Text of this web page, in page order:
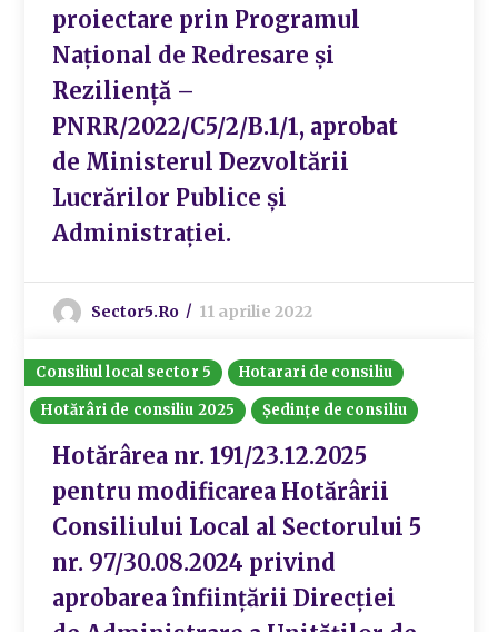
proiectare prin Programul
Național de Redresare și
Reziliență –
PNRR/2022/C5/2/B.1/1, aprobat
de Ministerul Dezvoltării
Lucrărilor Publice și
Administrației.
Sector5.ro 11 aprilie 2022
Consiliul local sector 5
Hotarari de consiliu
Hotărâri de consiliu 2025
Ședințe de consiliu
Hotărârea nr. 191/23.12.2025
pentru modificarea Hotărârii
Consiliului Local al Sectorului 5
nr. 97/30.08.2024 privind
aprobarea înființării Direcției